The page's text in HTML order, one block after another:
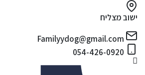
ישוב מצליח
Familyydog@gmail.com
054-426-0920